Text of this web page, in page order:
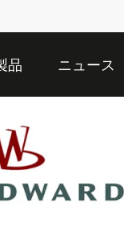
品 ニュース